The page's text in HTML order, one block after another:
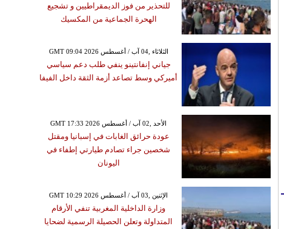
للتحذير من فوز الديمقراطيين و تشجيع
الهحرة الجماعية من المكسيك
GMT 09:04 2026 الثلاثاء ,04 آب / أغسطس
جياني إنفانتينو ينفي طلب دعم سياسي
أميركي وسط تصاعد أزمة الثقة داخل الفيفا
GMT 17:33 2026 الأحد ,02 آب / أغسطس
عودة حرائق الغابات في إسبانيا ومقتل
شخصين جراء تصادم طيارتي إطفاء في
اليونان
GMT 10:29 2026 الإثنين ,03 آب / أغسطس
وزارة الداخلية المغربية تنفي الأرقام
المتداولة وتعلن الحصيلة الرسمية لضحايا